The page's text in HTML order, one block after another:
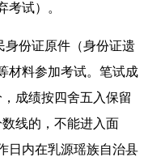
考试）。
份证原件（身份证遗
材料参加考试。笔试成
成绩按四舍五入保留
线的，不能进入面
日内在乳源瑶族自治县